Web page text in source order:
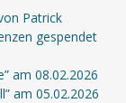
Patrick
gespendet
am 08.02.2026
am 05.02.2026